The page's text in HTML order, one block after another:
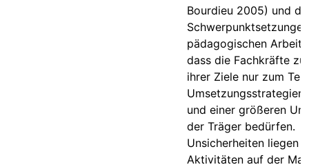
Bourdieu 2005) und
pädagogischen Arbeit
dass die Fachkräfte
ihrer Ziele nur zum
Umsetzungsstrategien
und einer größeren
der Träger bedürfen.
Unsicherheiten liegen
Aktivitäten auf der